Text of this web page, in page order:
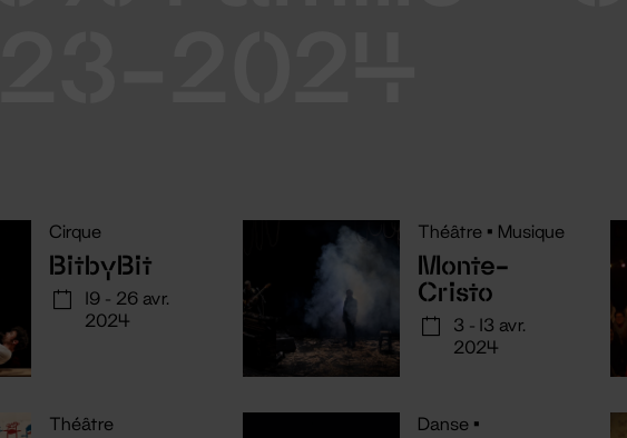
Cirque
BitbyBit
19 - 26 avr.
2024
Théâtre • Musique
Monte-
Cristo
3 - 13 avr.
2024
Théâtre Danse •